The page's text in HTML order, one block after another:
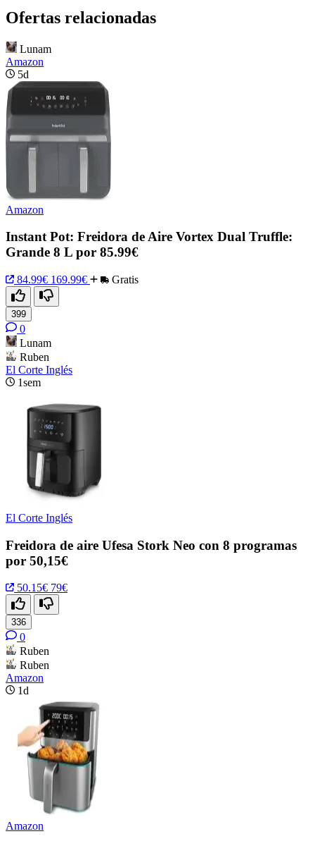
Ofertas relacionadas
Lunam
Amazon
5d
Amazon
Instant Pot: Freidora de Aire Vortex Dual Truffle:
Grande 8 L por 85.99€
84.99€ 169.99€ Gratis
399
0
Lunam
Ruben
El Corte Inglés
1sem
El Corte Inglés
Freidora de aire Ufesa Stork Neo con 8 programas
por 50,15€
50.15€ 79€
336
0
Ruben
Ruben
Amazon
1d
Amazon